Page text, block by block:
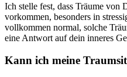
Ich stelle fest, ⁣dass Träume von
vorkommen, besonders in
vollkommen normal,⁣ solche
eine Antwort⁢ auf dein inneres
Kann ich meine